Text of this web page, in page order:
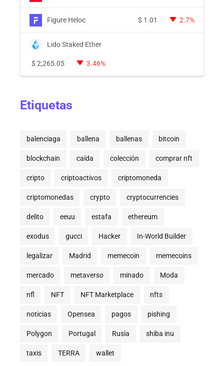
Figure Heloc $ 1.01 2.7%
Lido Staked Ether
$ 2,265.05 3.46%
Etiquetas
balenciaga ballena ballenas bitcoin
blockchain caída colección comprar nft
cripto criptoactivos criptomoneda
criptomonedas crypto cryptocurrencies
delito eeuu estafa ethereum
exodus gucci Hacker In-World Builder
legalizar Madrid memecoin memecoins
mercado metaverso minado Moda
nfl NFT NFT Marketplace nfts
noticias Opensea pagos pishing
Polygon Portugal Rusia shiba inu
taxis TERRA wallet